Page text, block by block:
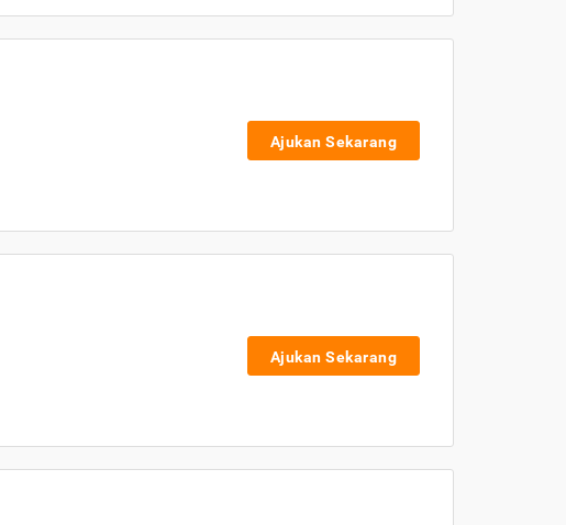
Ajukan Sekarang
Ajukan Sekarang